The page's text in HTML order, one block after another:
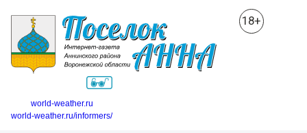
18+
world-weather.ru
world-weather.ru/informers/